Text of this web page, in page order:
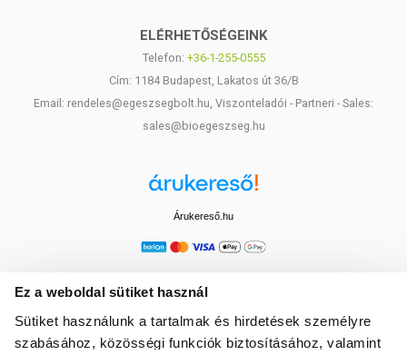
Ez a weboldal sütiket használ
Sütiket használunk a tartalmak és hirdetések személyre
szabásához, közösségi funkciók biztosításához, valamint
ELÉRHETŐSÉGEINK
Telefon: +36-1-255-0555
Cím: 1184 Budapest, Lakatos út 36/B
Email: rendeles@egeszsegbolt.hu, Viszonteladói - Partneri - Sales:
sales@bioegeszseg.hu
Árukereső.hu